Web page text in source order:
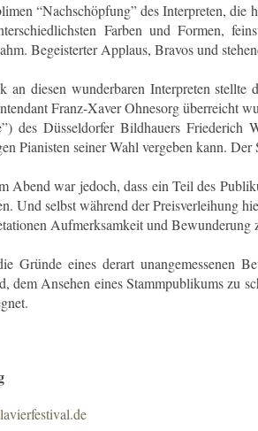
“Nachschöpfung” des Interpreten,
Farben und Formen,
Begeisterter Applaus, Bravos und
diesen wunderbaren Interpreten
Franz-Xaver Ohnesorg überreicht
des Düsseldorfer Bildhauers
Pianisten seiner Wahl vergeben kann.
Abend war jedoch, dass ein Teil des
Und selbst während der Preisverleihung
Aufmerksamkeit und Bewunderung
Gründe eines derart unangemessenen
dem Ansehen eines Stammpublikums zu